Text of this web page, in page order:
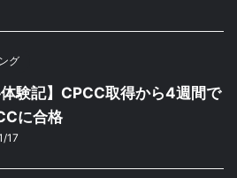
グ
体験記】CPCC取得から4週間で
に合格
17